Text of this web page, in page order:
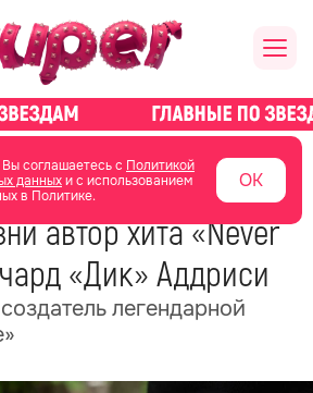
соглашаетесь с Политикой
данныхи с использованием
в Политике.
ОК
автор хита «Never
«Дик» Аддриси
легендарной